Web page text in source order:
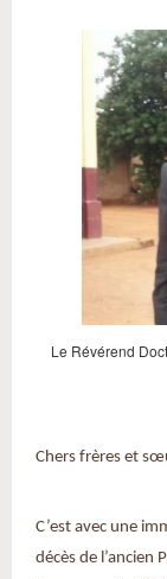
Le Révérend
Chers frères et
C’est avec une
décès de l’ancien